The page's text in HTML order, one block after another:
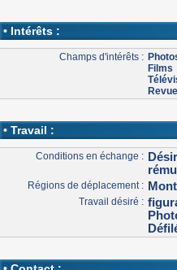
• Intérêts :
Champs d'intérêts :
Films
• Travail :
Conditions en échange :
Régions de déplacement :
Travail désiré :